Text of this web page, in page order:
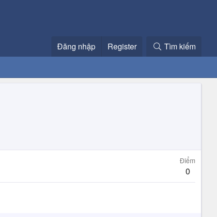
Đăng nhập Register Tìm kiếm
Điểm
0